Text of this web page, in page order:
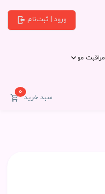
ورود | ثبت‌نام
مراقبت مو
سبد خرید0